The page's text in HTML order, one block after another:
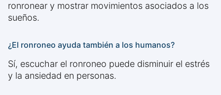
ronronear y mostrar movimientos asociados a los
sueños.
¿El ronroneo ayuda también a los humanos?
Sí, escuchar el ronroneo puede disminuir el estrés
y la ansiedad en personas.